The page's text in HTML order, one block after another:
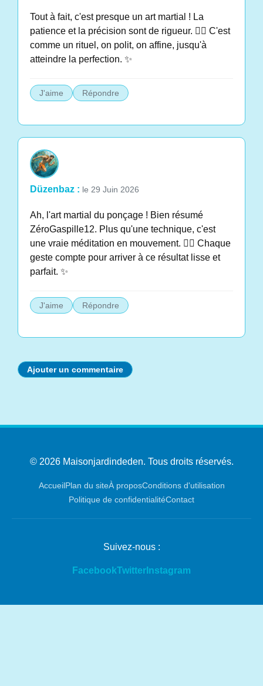
Tout à fait, c'est presque un art martial ! La
patience et la précision sont de rigueur. 🧘‍♀️ C'est
comme un rituel, on polit, on affine, jusqu'à
atteindre la perfection. ✨
J'aime Répondre
Düzenbaz : le 29 Juin 2026
Ah, l'art martial du ponçage ! Bien résumé
ZéroGaspille12. Plus qu'une technique, c'est
une vraie méditation en mouvement. 🧘‍♂️ Chaque
geste compte pour arriver à ce résultat lisse et
parfait. ✨
J'aime Répondre
Ajouter un commentaire
© 2026 Maisonjardindeden. Tous droits réservés.
AccueilPlan du siteÀ proposConditions d'utilisation
Politique de confidentialitéContact
Suivez-nous :
FacebookTwitter Instagram